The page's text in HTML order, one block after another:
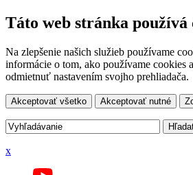
Táto web stránka používá
Na zlepšenie našich služieb používame
informácie o tom, ako používame cookies
odmietnuť nastavením svojho prehliadača.
Akceptovať všetko Akceptovať nutné
x